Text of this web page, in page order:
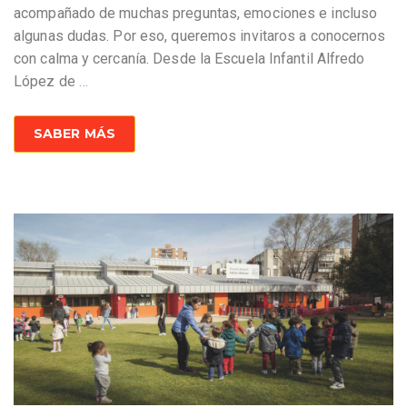
acompañado de muchas preguntas, emociones e incluso
algunas dudas. Por eso, queremos invitaros a conocernos
con calma y cercanía. Desde la Escuela Infantil Alfredo
López de …
SABER MÁS